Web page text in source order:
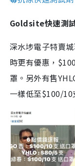
Goldsite快速測
深水埗電子特賣
時更有優惠，
罩。另外有售
一樣低至$100/10